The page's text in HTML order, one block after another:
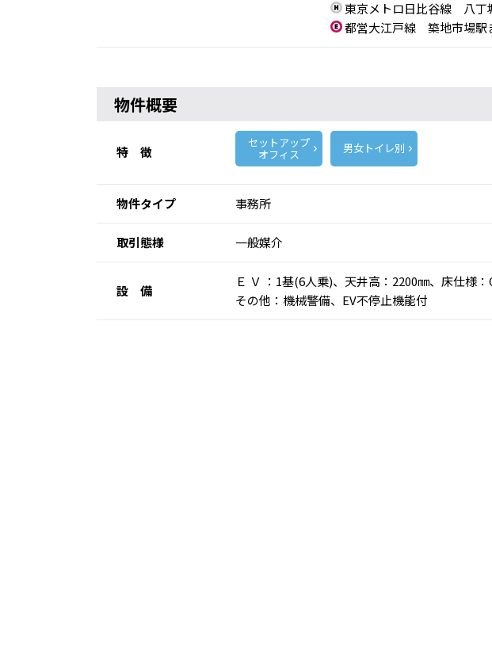
東京メトロ日比谷線 八丁
都営大江戸線 築地市場駅
物件概要
特 徴
セットアップ
オフィス 男女トイレ別
物件タイプ 事務所
取引態様 一般媒介
設 備
Ｅ Ｖ ：1基(6人乗)、天井高：2200㎜、床仕
その他：機械警備、EV不停止機能付